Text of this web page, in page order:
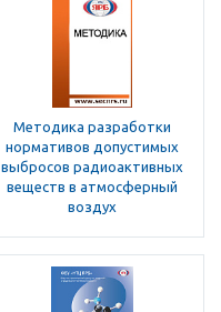
Методика разработки
нормативов допустимых
выбросов радиоактивных
веществ в атмосферный
воздух